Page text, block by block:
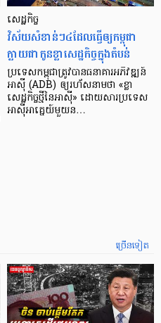
សេដ្ឋកិច្ច​
វិស័យ​សំខាន់ៗ​៤​ដែល​ធ្វើ​ឲ្យ​កម្ពុជា​
ក្លាយ​ជា​កូន​ខ្លា​សេដ្ឋកិច្ច​ក្នុង​តំបន់
ប្រទេស​កម្ពុជា​ត្រូវ​បាន​ធនាគារ​អភិវឌ្ឍន៍​
អាស៊ី (ADB) ឲ្យ​រហ័ស​នាមថា «ខ្លា​
សេដ្ឋកិច្ច​ថ្មី​នៃ​អាស៊ី» ដោយសារ​ប្រទេស​
អាស៊ី​អាគ្នេយ៍​មួយ​ន…
ច្រើនទៀត